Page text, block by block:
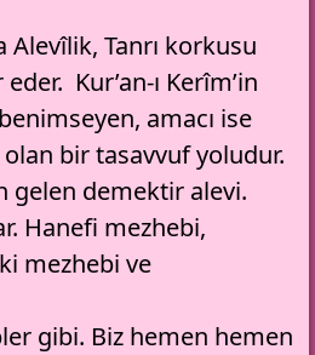
Tanrı korkusu
Kur’an-ı Kerîm’in
amacı ise
bir tasavvuf yoludur.
gelen demektir alevi.
Hanefi mezhebi,
mezhebi ve
gibi. Biz hemen hemen